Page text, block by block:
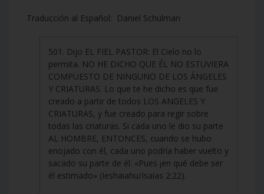
Traducción al Español: Daniel Schulman
501. Dijo EL FIEL PASTOR: El Cielo no lo
permita. NO HE DICHO QUE ÉL NO ESTUVIERA
COMPUESTO DE NINGUNO DE LOS ÁNGELES
Y CRIATURAS. Lo que te he dicho es que fue
creado a partir de todos LOS ANGELES Y
CRIATURAS, y fue creado para regir sobre
todas las criaturas. Si cada uno le dio su parte
AL HOMBRE, ENTONCES, cuando se hubo
enojado con él, cada uno podría haber vuelto y
sacado su parte de él. «Pues ¡en qué debe ser
él estimado» (Ieshaiahu/Isaías 2:22).